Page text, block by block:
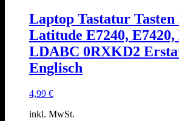
Laptop Tastatur
Latitude E7240, E7420,
LDABC 0RXKD2
Englisch
4,99 €
inkl. MwSt.